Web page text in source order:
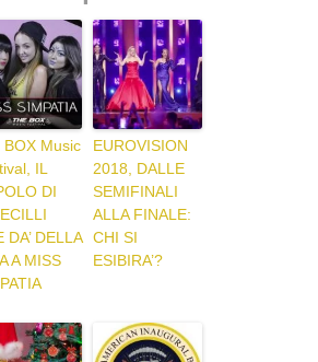
BOX Music
IL
DI
DA’ DELLA
A MISS
EUROVISION
2018, DALLE
SEMIFINALI
ALLA FINALE:
CHI SI
ESIBIRA’?